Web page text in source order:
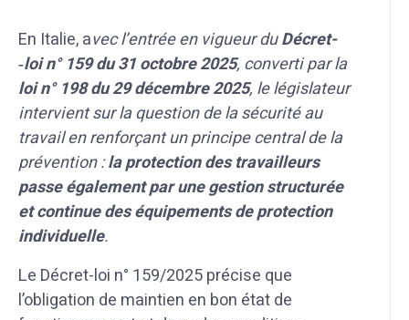
En Italie, avec l’entrée en vigueur duDécret-
‑loi n° 159 du 31 octobre 2025, converti par la
loi n° 198 du 29 décembre 2025, le législateur
intervient sur la question de la sécurité au
travail en renforçant un principe central de la
prévention :la protection des travailleurs
passe également par une gestion structurée
et continue des équipements de protection
individuelle.
Le Décret-loi n° 159/2025 précise que
l’obligation de maintien en bon état de